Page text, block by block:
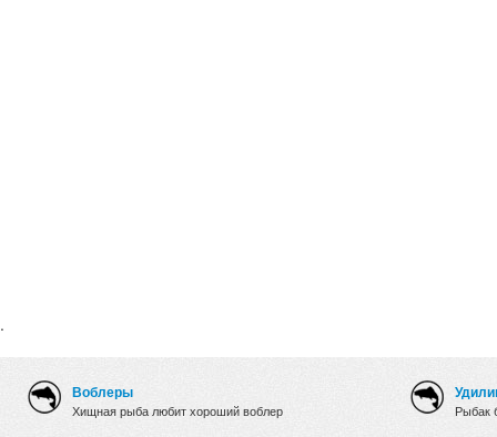
.
Воблеры
Хищная рыба любит хороший воблер Рыбак